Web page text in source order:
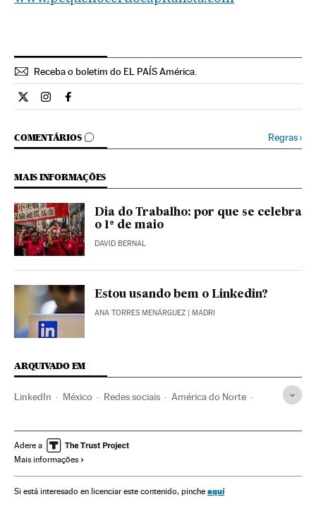
Receba o boletim do EL PAÍS América.
Economia El País Brasil en Twitter
Economia El País Brasil en Instagram
Economia El País Brasil en Facebook
COMENTÁRIOS
COMENTÁRIOS Regras›
MAIS INFORMAÇÕES
Dia do Trabalho: por que se celebra
o 1º de maio
DAVID BERNAL
Estou usando bem o Linkedin?
ANA TORRES MENÁRGUEZ | MADRI
ARQUIVADO EM
LinkedIn México Redes sociais América do Norte
Trabalho Telecomunicações
Adere a
Mais informações
Si está interesado en licenciar este contenido, pinche aquí